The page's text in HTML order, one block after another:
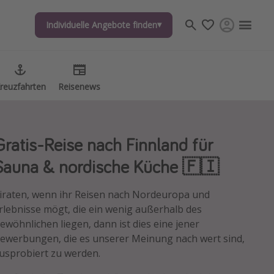
Individuelle Angebote finden
Reisenews
Individuelle Angebote finden
Reisenews
Reise nach Finnland für
& nordische Küche 🇫🇮
wenn ihr Reisen nach Nordeuropa und
mögt, die ein wenig außerhalb des
liegen, dann ist dies eine jener
die es unserer Meinung nach wert sind,
zu werden.